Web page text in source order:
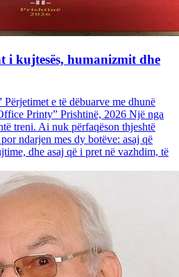
i kujtesës, humanizmit dhe
e të dëbuarve me dhunë
Printy” Prishtinë, 2026 Një nga
treni. Ai nuk përfaqëson thjeshtë
ndarjen mes dy botëve: asaj që
dhe asaj që i pret në vazhdim, të